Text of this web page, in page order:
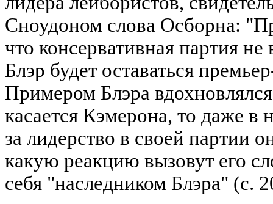
Сноудоном слова Осборна:
что консервативная партия
Блэр будет оставаться
Примером Блэра
касается Кэмерона, то даже
за лидерство в своей партии
какую реакцию вызовут его
себя "наследником Блэра" (с.